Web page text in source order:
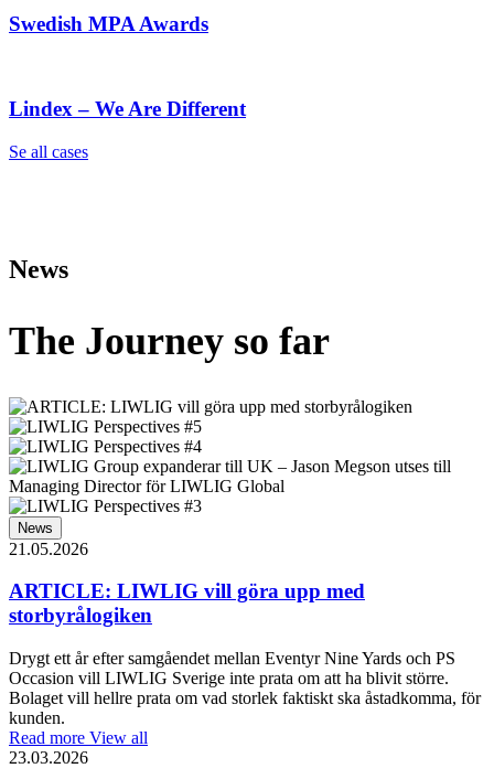
Swedish MPA Awards
Lindex – We Are Different
Se all cases
News
The Journey so far
News
21.05.2026
ARTICLE: LIWLIG vill göra upp med
storbyrålogiken
Drygt ett år efter samgåendet mellan Eventyr Nine Yards och PS
Occasion vill LIWLIG Sverige inte prata om att ha blivit större.
Bolaget vill hellre prata om vad storlek faktiskt ska åstadkomma, för
kunden.
Read more View all
23.03.2026